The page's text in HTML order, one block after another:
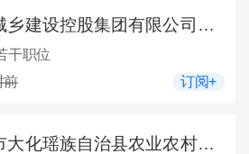
集团有限公司招聘法务管理人员1人公告
干职位
前 订阅+
治县农业农村局招募特聘农技员1人公告